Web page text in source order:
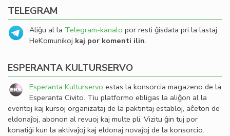
TELEGRAM
Aliĝu al la Telegram-kanalo por resti ĝisdata pri la lastaj
HeKomunikoj kaj por komenti ilin.
ESPERANTA KULTURSERVO
Esperanta Kulturservo estas la konsorcia magazeno de la
Esperanta Civito. Tiu platformo ebligas la aliĝon al la
eventoj kaj kursoj organizataj de la paktintaj establoj, aĉeton de
eldonaĵoj, abonon al revuoj kaj multe pli. Vizitu ĝin tuj por
konatiĝi kun la aktivaĵoj kaj eldonaj novaĵoj de la konsorcio.